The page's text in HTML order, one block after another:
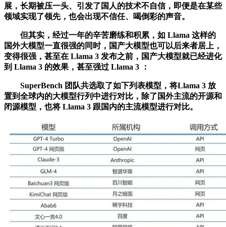
展，长期被压一头、引发了国人的技术不自信，即便是在某些
领域实现了领先，也会出现不信任、喝倒彩的声音。
但其实，经过一年的辛苦磨练和积累，如 Llama 这样的
国外大模型一直很强的同时，国产大模型也可以后来者居上，
变得很强，甚至在 Llama 3 发布之前，国产大模型就已经进化
到 Llama 3 的效果，甚至强过 Llama 3 ：
SuperBench 团队共选取了如下列表模型，将Llama 3 放
置到全球内的大模型行列中进行对比，除了国外主流的开源和
闭源模型，也将 Llama 3 跟国内的主流模型进行对比。